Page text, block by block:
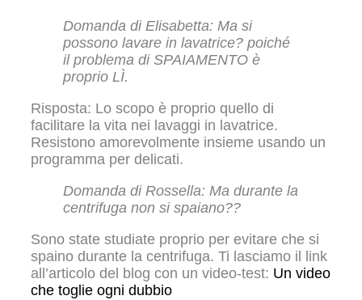
Domanda di Elisabetta: Ma si
possono lavare in lavatrice? poiché
il problema di SPAIAMENTO è
proprio LÌ.
Risposta: Lo scopo è proprio quello di
facilitare la vita nei lavaggi in lavatrice.
Resistono amorevolmente insieme usando un
programma per delicati.
Domanda di Rossella: Ma durante la
centrifuga non si spaiano??
Sono state studiate proprio per evitare che si
spaino durante la centrifuga. Ti lasciamo il link
all’articolo del blog con un video-test: Un video
che toglie ogni dubbio